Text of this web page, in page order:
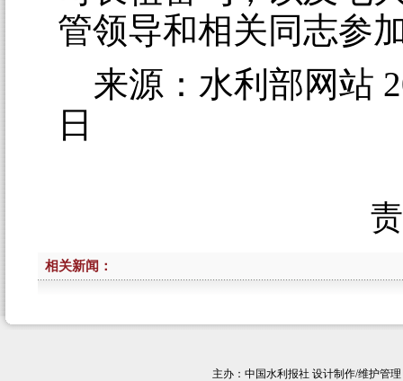
管领导和相关同志参
来源：水利部网站
日
相关新闻：
主办： 中国水利报社 设计制作/维护管